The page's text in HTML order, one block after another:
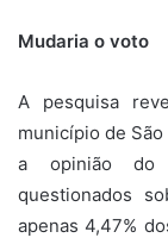
Mudaria o voto
A pesquisa
município de
a opinião do
questionados
apenas 4,47%